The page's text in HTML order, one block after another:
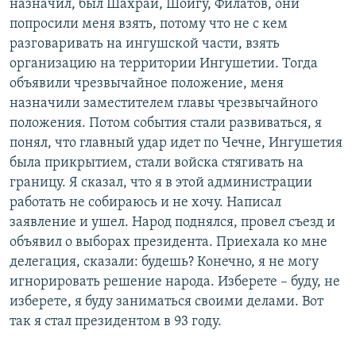
назначил, был Шахрай, Шойгу, Филатов, они
попросили меня взять, потому что не с кем
разговаривать на ингушской части, взять
организацию на территории Ингушетии. Тогда
объявили чрезвычайное положение, меня
назначили заместителем главы чрезвычайного
положения. Потом события стали развиваться, я
понял, что главный удар идет по Чечне, Ингушетия
была прикрытием, стали войска стягивать на
границу. Я сказал, что я в этой администрации
работать не собираюсь и не хочу. Написал
заявление и ушел. Народ поднялся, провел съезд и
объявил о выборах президента. Приехала ко мне
делегация, сказали: будешь? Конечно, я не могу
игнорировать решение народа. Изберете – буду, не
изберете, я буду заниматься своими делами. Вот
так я стал президентом в 93 году.